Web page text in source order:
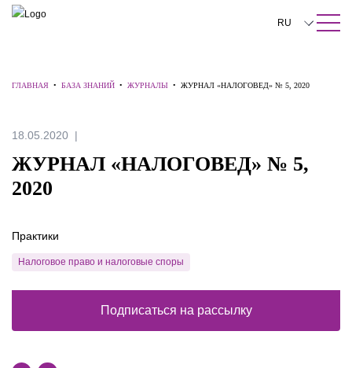
ПОИСК ПО САЙТУ Закрыть
RU
中文
Türkçe
ГЛАВНАЯ • БАЗА ЗНАНИЙ • ЖУРНАЛЫ • ЖУРНАЛ «НАЛОГОВЕД» № 5, 2020
18.05.2020
ЖУРНАЛ «НАЛОГОВЕД» № 5,
2020
Практики
Налоговое право и налоговые споры
Подписаться на рассылку